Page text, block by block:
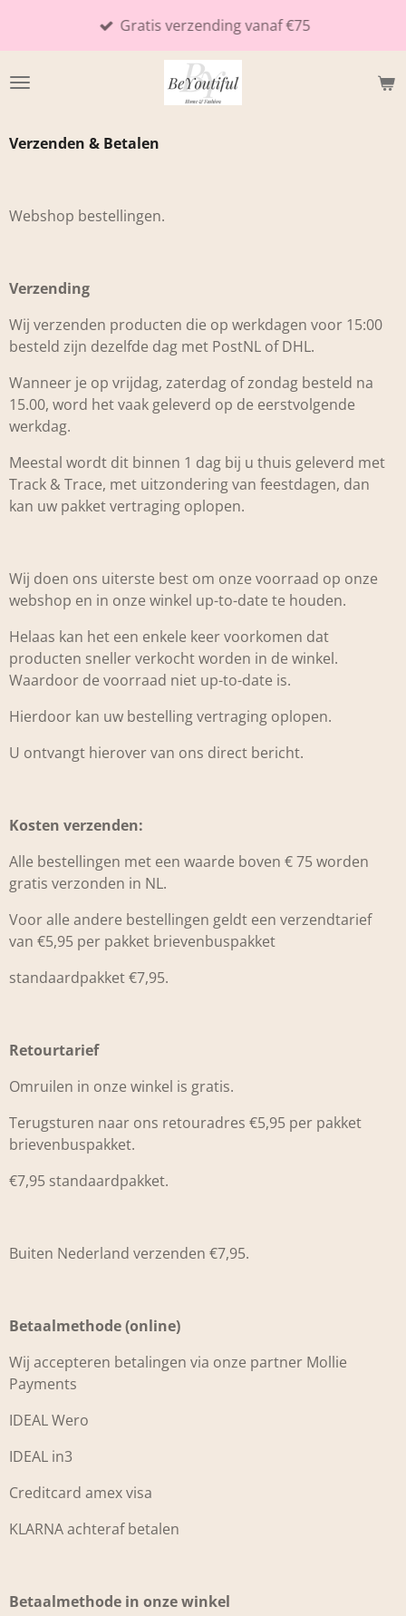
de
Gratis verzending vanaf €75
Verzenden & Betalen
Webshop bestellingen.
Verzending
Wij verzenden producten die op werkdagen voor 15:00
besteld zijn dezelfde dag met PostNL of DHL.
Wanneer je op vrijdag, zaterdag of zondag besteld na
15.00, word het vaak geleverd op de eerstvolgende
werkdag.
Meestal wordt dit binnen 1 dag bij u thuis geleverd met
Track & Trace, met uitzondering van feestdagen, dan
kan uw pakket vertraging oplopen.
Wij doen ons uiterste best om onze voorraad op onze
webshop en in onze winkel up-to-date te houden.
Helaas kan het een enkele keer voorkomen dat
producten sneller verkocht worden in de winkel.
Waardoor de voorraad niet up-to-date is.
Hierdoor kan uw bestelling vertraging oplopen.
U ontvangt hierover van ons direct bericht.
Kosten verzenden:
Alle bestellingen met een waarde boven € 75 worden
gratis verzonden in NL.
Voor alle andere bestellingen geldt een verzendtarief
van €5,95 per pakket brievenbuspakket
standaardpakket €7,95.
Retourtarief
Omruilen in onze winkel is gratis.
Terugsturen naar ons retouradres €5,95 per pakket
brievenbuspakket.
€7,95 standaardpakket.
Buiten Nederland verzenden €7,95.
Betaalmethode (online)
Wij accepteren betalingen via onze partner Mollie
Payments
IDEAL Wero
IDEAL in3
Creditcard amex visa
KLARNA achteraf betalen
Betaalmethode in onze winkel